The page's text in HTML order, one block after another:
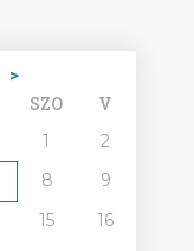
>
SZO V
1
2
8
9
15
16